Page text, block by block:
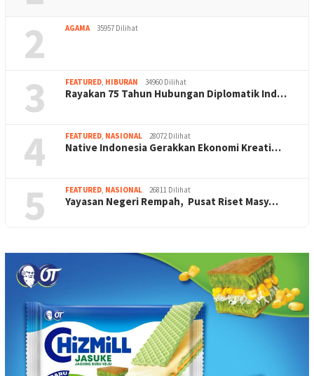
2 AGAMA 35957 Dilihat
3 FEATURED, HIBURAN 34960 Dilihat
Rayakan 75 Tahun Hubungan Diplomatik Ind…
4 FEATURED, NASIONAL 28072 Dilihat
Native Indonesia Gerakkan Ekonomi Kreati…
5 FEATURED, NASIONAL 26811 Dilihat
Yayasan Negeri Rempah, Pusat Riset Masy…